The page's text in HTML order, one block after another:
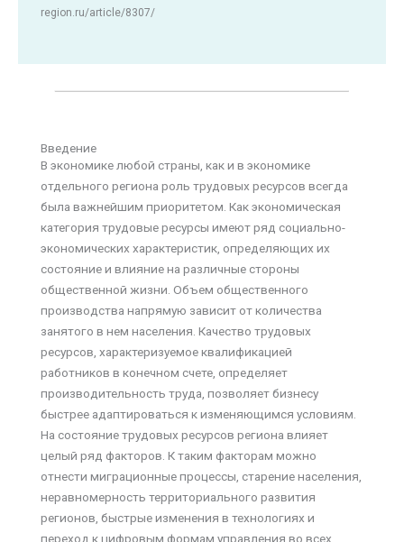
region.ru/article/8307/
Введение
В экономике любой страны, как и в экономике
отдельного региона роль трудовых ресурсов всегда
была важнейшим приоритетом. Как экономическая
категория трудовые ресурсы имеют ряд социально-
экономических характеристик, определяющих их
состояние и влияние на различные стороны
общественной жизни. Объем общественного
производства напрямую зависит от количества
занятого в нем населения. Качество трудовых
ресурсов, характеризуемое квалификацией
работников в конечном счете, определяет
производительность труда, позволяет бизнесу
быстрее адаптироваться к изменяющимся условиям.
На состояние трудовых ресурсов региона влияет
целый ряд факторов. К таким факторам можно
отнести миграционные процессы, старение населения,
неравномерность территориального развития
регионов, быстрые изменения в технологиях и
переход к цифровым формам управления во всех